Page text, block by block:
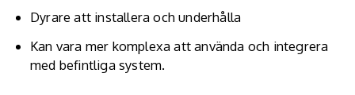
Dyrare att installera och underhålla
Kan vara mer komplexa att använda och integrera
med befintliga system.